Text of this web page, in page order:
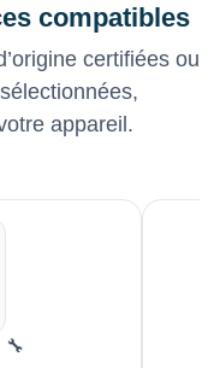
compatibles
certifiées ou
appareil.
🔧